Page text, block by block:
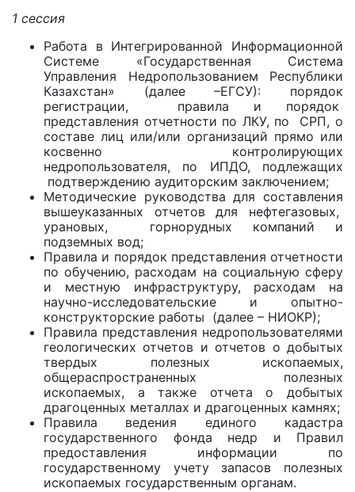
1 сессия
Работа в Интегрированной Информационной
Системе «Государственная Система
Управления Недропользованием Республики
Казахстан» (далее –ЕГСУ): порядок
регистрации, правила и порядок
представления отчетности по ЛКУ, по СРП, о
составе лиц или/или организаций прямо или
косвенно контролирующих
недропользователя, по ИПДО, подлежащих
подтверждению аудиторским заключением;
Методические руководства для составления
вышеуказанных отчетов для нефтегазовых,
урановых, горнорудных компаний и
подземных вод;
Правила и порядок представления отчетности
по обучению, расходам на социальную сферу
и местную инфраструктуру, расходам на
научно-исследовательские и опытно-
конструкторские работы (далее – НИОКР);
Правила представления недропользователями
геологических отчетов и отчетов о добытых
твердых полезных ископаемых,
общераспространенных полезных
ископаемых, а также отчета о добытых
драгоценных металлах и драгоценных камнях;
Правила ведения единого кадастра
государственного фонда недр и Правил
предоставления информации по
государственному учету запасов полезных
ископаемых государственным органам.